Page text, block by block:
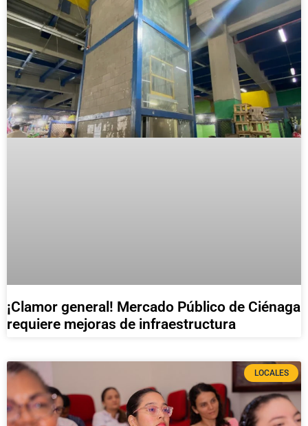
¡Clamor general! Mercado Público de Ciénaga
requiere mejoras de infraestructura
LOCALES